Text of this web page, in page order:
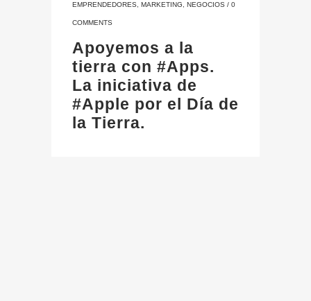
EMPRENDEDORES MARKETING NEGOCIOS / 0
COMMENTS
Apoyemos a la
tierra con #Apps.
La iniciativa de
#Apple por el Día de
la Tierra.